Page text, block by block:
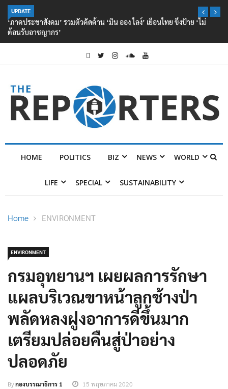
UPDATE
‘ภาคประชาสังคม’ รวมตัวคัดค้าน ‘มิน ออง ไลง์’ เยือนไทย ขึงป้าย ‘ไม่
ต้อนรับอาชญากร’
HOME POLITICS BIZ NEWS WORLD
LIFE SPECIAL SUSTAINABILITY
Home ENVIRONMENT
ENVIRONMENT
กรมอุทยานฯ เผยผลการรักษา
แผลบริเวณขาหน้าลูกช้างป่า
พลัดหลงฝูงอาการดีขึ้นมาก
เตรียมปล่อยคืนสู่ป่าอย่าง
ปลอดภัย
Byกองบรรณาธิการ 1 15 พฤษภาคม 2020